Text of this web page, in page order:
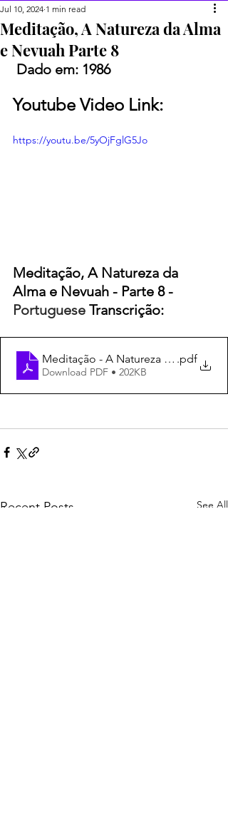
Meditação, A Natureza da Alma
e Nevuah Parte 8
Jul 10, 2024 1 min read
Dado em: 1986
Youtube Video Link:
https://youtu.be/5yOjFglG5Jo
Meditação, A Natureza da
Alma e Nevuah - Parte 8 -
Portuguese Transcrição:
.pdf
Download PDF • 202KB
Recent Posts See All